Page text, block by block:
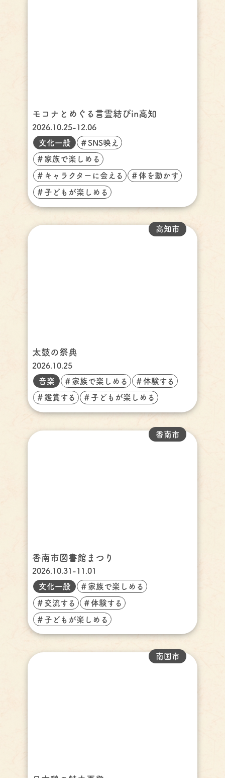
モコナとめぐる言霊結びin高知
2026.10.25-12.06
文化一般
＃SNS映え
＃家族で楽しめる
＃キャラクターに会える ＃体を動かす
＃子どもが楽しめる
太鼓の祭典
高知市
2026.10.25
音楽
＃家族で楽しめる ＃体験する
＃鑑賞する ＃子どもが楽しめる
香南市図書館まつり
香南市
2026.10.31-11.01
文化一般
＃家族で楽しめる
＃交流する ＃体験する
＃子どもが楽しめる
南国市